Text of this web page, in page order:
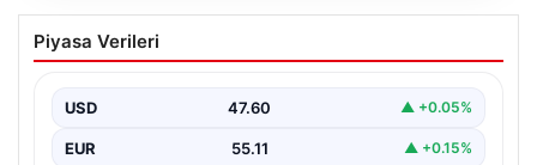
Bolu’da Vahşet: Yavru Kediye İşlenen
İğrenç Olay Kameralara Yansıdı
günlerde meydana gelen korkutucu olay, bölgedeki
sakinleri derinden sarstı. Elektrikli…
Piyasa Verileri
USD 47.60 ▲ +0.05%
EUR 55.11 ▲ +0.15%